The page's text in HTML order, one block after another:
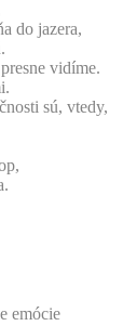
do jazera,
vidíme.
sú, vtedy,
emócie